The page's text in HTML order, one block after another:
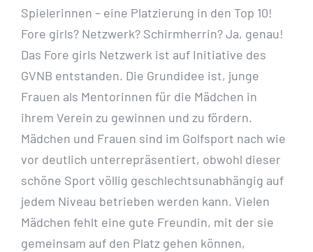
Spielerinnen – eine Platzierung in den Top 10!
Fore girls? Netzwerk? Schirmherrin? Ja, genau!
Das Fore girls Netzwerk ist auf Initiative des
GVNB entstanden. Die Grundidee ist, junge
Frauen als Mentorinnen für die Mädchen in
ihrem Verein zu gewinnen und zu fördern.
Mädchen und Frauen sind im Golfsport nach wie
vor deutlich unterrepräsentiert, obwohl dieser
schöne Sport völlig geschlechtsunabhängig auf
jedem Niveau betrieben werden kann. Vielen
Mädchen fehlt eine gute Freundin, mit der sie
gemeinsam auf den Platz gehen können,